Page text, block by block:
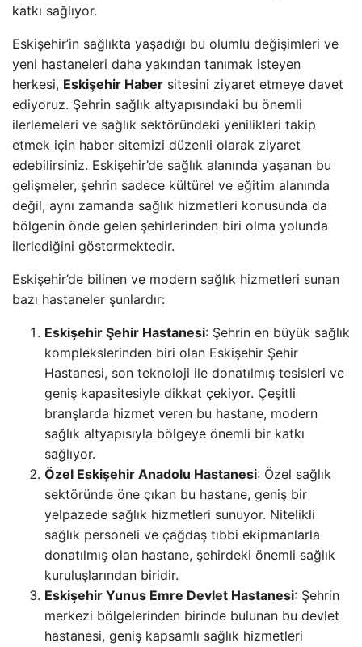
katkı sağlıyor.
Eskişehir’in sağlıkta yaşadığı bu olumlu değişimleri ve
yeni hastaneleri daha yakından tanımak isteyen
herkesi, Eskişehir Haber sitesini ziyaret etmeye davet
ediyoruz. Şehrin sağlık altyapısındaki bu önemli
ilerlemeleri ve sağlık sektöründeki yenilikleri takip
etmek için haber sitemizi düzenli olarak ziyaret
edebilirsiniz. Eskişehir’de sağlık alanında yaşanan bu
gelişmeler, şehrin sadece kültürel ve eğitim alanında
değil, aynı zamanda sağlık hizmetleri konusunda da
bölgenin önde gelen şehirlerinden biri olma yolunda
ilerlediğini göstermektedir.
Eskişehir’de bilinen ve modern sağlık hizmetleri sunan
bazı hastaneler şunlardır:
Eskişehir Şehir Hastanesi: Şehrin en büyük sağlık
komplekslerinden biri olan Eskişehir Şehir
Hastanesi, son teknoloji ile donatılmış tesisleri ve
geniş kapasitesiyle dikkat çekiyor. Çeşitli
branşlarda hizmet veren bu hastane, modern
sağlık altyapısıyla bölgeye önemli bir katkı
sağlıyor.
Özel Eskişehir Anadolu Hastanesi: Özel sağlık
sektöründe öne çıkan bu hastane, geniş bir
yelpazede sağlık hizmetleri sunuyor. Nitelikli
sağlık personeli ve çağdaş tıbbi ekipmanlarla
donatılmış olan hastane, şehirdeki önemli sağlık
kuruluşlarından biridir.
Eskişehir Yunus Emre Devlet Hastanesi: Şehrin
merkezi bölgelerinden birinde bulunan bu devlet
hastanesi, geniş kapsamlı sağlık hizmetleri